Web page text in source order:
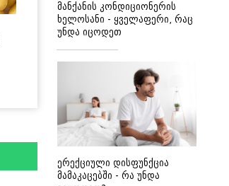
მანქანის კონდიციონერის
ხელოსანი - ყველაფერი, რაც
უნდა იცოდეთ
ერექციული დისფუნქცია
მამაკაცებში - რა უნდა